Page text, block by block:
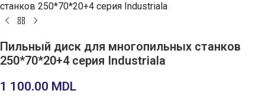
станков 250*70*20+4 серия Industriala
Пильный диск для многопильных станков
250*70*20+4 серия Industriala
1 100.00 MDL